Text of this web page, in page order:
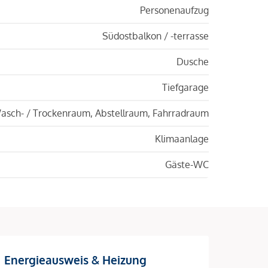
Personenaufzug
Südostbalkon / -terrasse
Dusche
Tiefgarage
/ Trockenraum, Abstellraum, Fahrradraum
Klimaanlage
Gäste-WC
Energieausweis & Heizung